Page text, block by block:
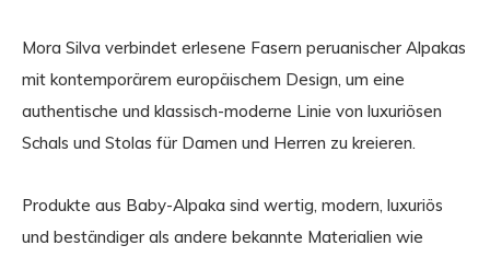
Mora Silva verbindet erlesene Fasern peruanischer Alpakas
mit kontemporärem europäischem Design, um eine
authentische und klassisch-moderne Linie von luxuriösen
Schals und Stolas für Damen und Herren zu kreieren.
Produkte aus Baby-Alpaka sind wertig, modern, luxuriös
und beständiger als andere bekannte Materialien wie